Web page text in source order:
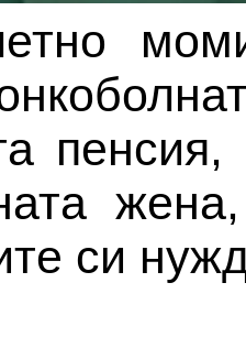
пенсия,
си